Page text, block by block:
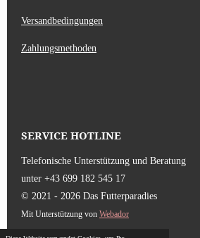
Versandbedingungen
Zahlungsmethoden
SERVICE HOTLINE
Telefonische Unterstützung und Beratung
unter +43 699 182 545 17
© 2021 - 2026 Das Futterparadies
Mit Unterstützung von Webador